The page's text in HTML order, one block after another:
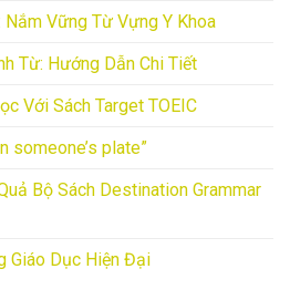
Nắm Vững Từ Vựng Y Khoa
Từ: Hướng Dẫn Chi Tiết
Với Sách Target TOEIC
someone’s plate”
Bộ Sách Destination Grammar
Giáo Dục Hiện Đại